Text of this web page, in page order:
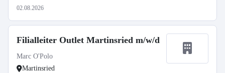
02.08.2026
Filialleiter Outlet Martinsried m/w/d
Marc O'Polo
Martinsried